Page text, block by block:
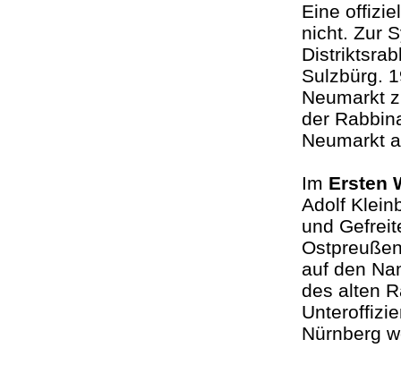
Eine
nicht. Zur
Sulzbürg.
Neumarkt
der
Neumarkt
Im Ersten
Adolf
und
auf den
des alten
Nürnberg